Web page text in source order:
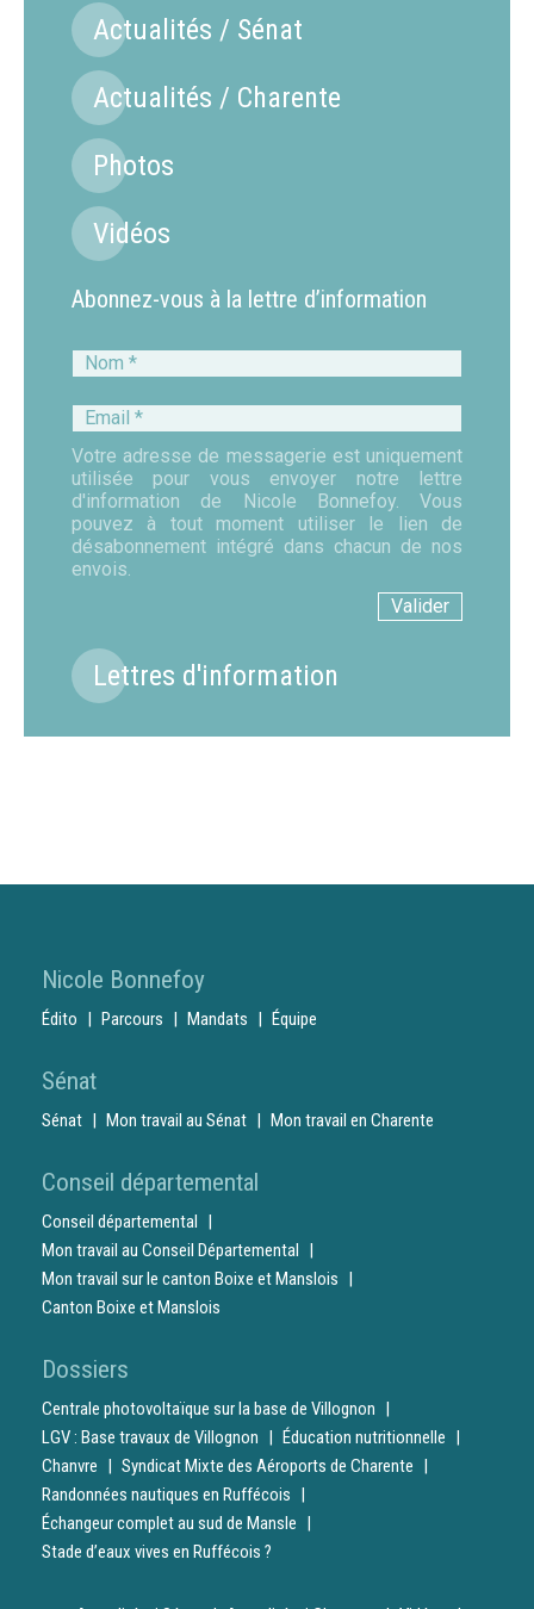
Actualités / Sénat
Actualités / Charente
Photos
Vidéos
Abonnez-vous à la lettre d’information
Nom
Email
Votre adresse de messagerie est uniquement
utilisée pour vous envoyer notre lettre
d'information de Nicole Bonnefoy. Vous
pouvez à tout moment utiliser le lien de
désabonnement intégré dans chacun de nos
envois.
Lettres d'information
Nicole Bonnefoy
Édito Parcours Mandats Équipe
Sénat
Sénat Mon travail au Sénat Mon travail en Charente
Conseil départemental
Conseil départemental
Mon travail au Conseil Départemental
Mon travail sur le canton Boixe et Manslois
Canton Boixe et Manslois
Dossiers
Centrale photovoltaïque sur la base de Villognon
LGV : Base travaux de Villognon
Éducation nutritionnelle
Chanvre
Syndicat Mixte des Aéroports de Charente
Randonnées nautiques en Ruffécois
Échangeur complet au sud de Mansle
Stade d’eaux vives en Ruffécois ?